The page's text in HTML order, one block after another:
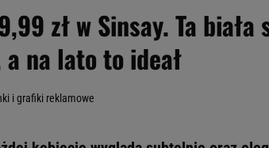
zł w Sinsay. Ta
na lato to ideał
i grafiki reklamowe